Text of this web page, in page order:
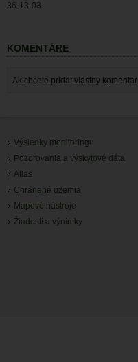
36-13-03
KOMENTÁRE
Ak chcete pridat vlastny komentar
Výsledky monitoringu
Pozorovania a výskytové dáta
Atlas
Chránené územia
Mapové nástroje
Žiadosti a výnimky